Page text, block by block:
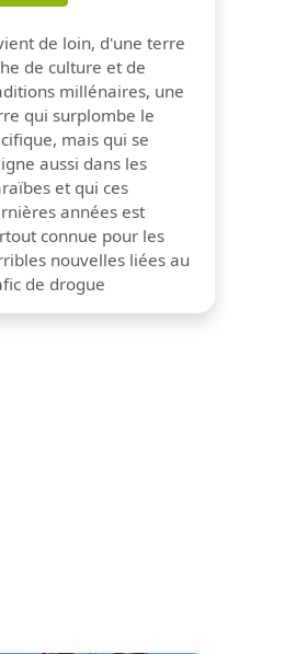
de loin, d'une terre
de culture et de
millénaires, une
qui surplombe le
mais qui se
aussi dans les
et qui ces
années est
connue pour les
nouvelles liées au
de drogue